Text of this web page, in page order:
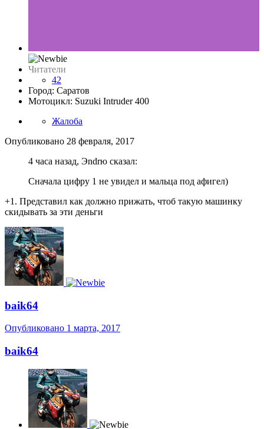
Читатели
42
Город: Саратов
Мотоцикл: Suzuki Intruder 400
Жалоба
Опубликовано 28 февраля, 2017
4 часа назад, Эndrю сказал:
Сначала цифру 1 не увидел и мальца под афигел)
+1. Представил как должно прижать, чтоб такую машинку
скидывать за эти деньги
baik64
Опубликовано 1 марта, 2017
baik64